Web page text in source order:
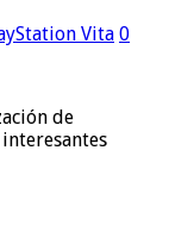
Vita 0
de